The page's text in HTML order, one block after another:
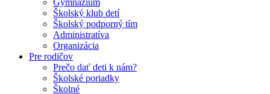
Gymnázium
Školský klub detí
Školský podporný tím
Administratíva
Organizácia
Pre rodičov
Prečo dať deti k nám?
Školské poriadky
Školné